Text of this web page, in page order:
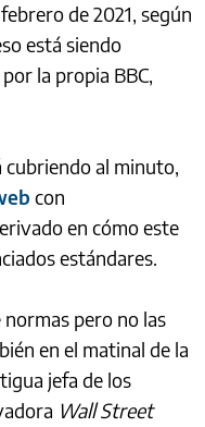
de 2021, según
está siendo
la propia BBC,
cubriendo al minuto,
con
en cómo este
estándares.
normas pero no las
en el matinal de la
jefa de los
Wall Street